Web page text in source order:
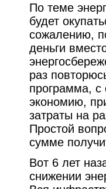
По теме
будет
сожалению,
деньги
раз
программа, с
экономию,
затраты на
Простой
сумме
Вот 6 лет
снижении